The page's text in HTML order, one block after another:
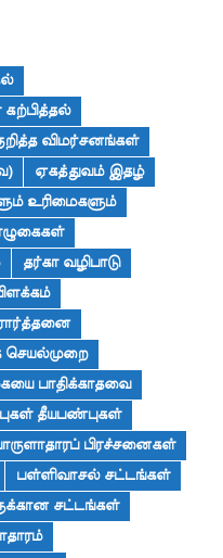
விமர்சனங்கள்
ஏகத்துவம் இதழ்
உரிமைகளும்
தர்கா வழிபாடு
செயல்முறை
பாதிக்காதவை
தீயபண்புகள்
பிரச்சனைகள்
பள்ளிவாசல் சட்டங்கள்
சட்டங்கள்